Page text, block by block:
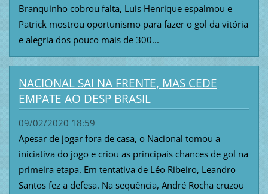
Branquinho cobrou falta, Luis Henrique espalmou e
Patrick mostrou oportunismo para fazer o gol da vitória
e alegria dos pouco mais de 300...
NACIONAL SAI NA FRENTE, MAS CEDE
EMPATE AO DESP BRASIL
09/02/2020 18:59
Apesar de jogar fora de casa, o Nacional tomou a
iniciativa do jogo e criou as principais chances de gol na
primeira etapa. Em tentativa de Léo Ribeiro, Leandro
Santos fez a defesa. Na sequência, André Rocha cruzou